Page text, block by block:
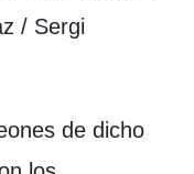
/ Sergi
de dicho